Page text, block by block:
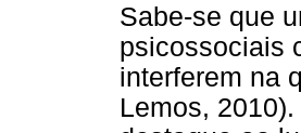
Sabe-se que
psicossociais
interferem na
Lemos,